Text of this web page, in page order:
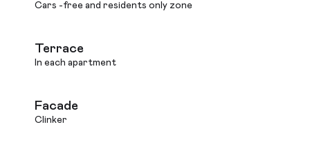
Cars -free and residents only zone
Terrace
In each apartment
Facade
Clinker